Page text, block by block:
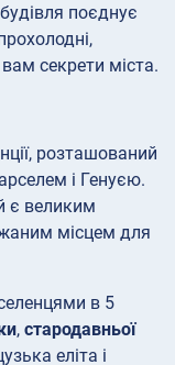
поєднує
секрети міста.
розташований
і Генуєю.
є великим
місцем для
в 5
, стародавньої
еліта і